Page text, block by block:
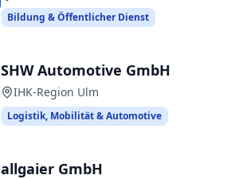
Bildung & Öffentlicher Dienst
SHW Automotive GmbH
IHK-Region Ulm
Logistik, Mobilität & Automotive
allgaier GmbH